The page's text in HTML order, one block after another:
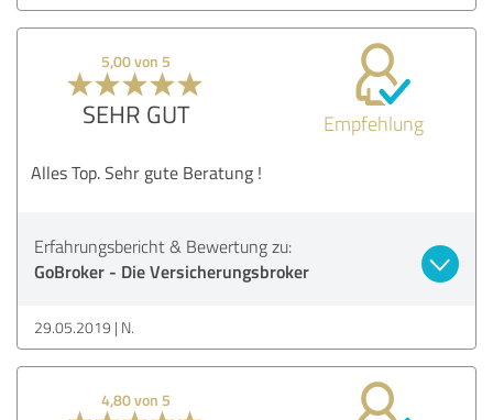
5,00 von 5
SEHR GUT Empfehlung
Alles Top. Sehr gute Beratung !
Erfahrungsbericht & Bewertung zu:
GoBroker - Die Versicherungsbroker
29.05.2019 N.
4,80 von 5